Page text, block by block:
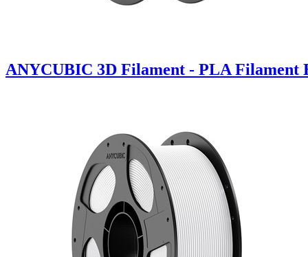
ANYCUBIC 3D Filament - PLA Filament